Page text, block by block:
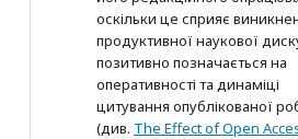
оскільки це сприяє
продуктивної наукової
позитивно позначається на
оперативності та динаміці
цитування опублікованої
(див. The Effect of Open